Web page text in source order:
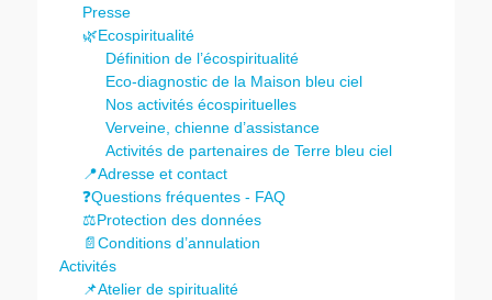
Presse
🌿Ecospiritualité
Définition de l’écospiritualité
Eco-diagnostic de la Maison bleu ciel
Nos activités écospirituelles
Verveine, chienne d’assistance
Activités de partenaires de Terre bleu ciel
📍Adresse et contact
❓Questions fréquentes - FAQ
⚖️Protection des données
📄Conditions d’annulation
Activités
📌Atelier de spiritualité